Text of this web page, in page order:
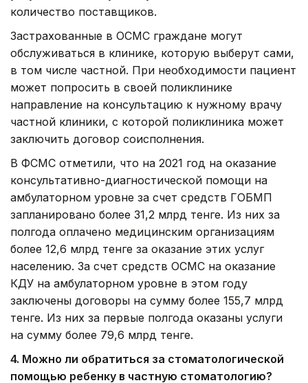
количество поставщиков.
Застрахованные в ОСМС граждане могут
обслуживаться в клинике, которую выберут сами,
в том числе частной. При необходимости пациент
может попросить в своей поликлинике
направление на консультацию к нужному врачу
частной клиники, с которой поликлиника может
заключить договор соисполнения.
В ФСМС отметили, что на 2021 год на оказание
консультативно-диагностической помощи на
амбулаторном уровне за счет средств ГОБМП
запланировано более 31,2 млрд тенге. Из них за
полгода оплачено медицинским организациям
более 12,6 млрд тенге за оказание этих услуг
населению. За счет средств ОСМС на оказание
КДУ на амбулаторном уровне в этом году
заключены договоры на сумму более 155,7 млрд
тенге. Из них за первые полгода оказаны услуги
на сумму более 79,6 млрд тенге.
4. Можно ли обратиться за стоматологической
помощью ребенку в частную стоматологию?